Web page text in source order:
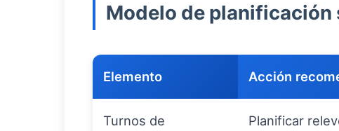
Modelo de planificación
Elemento Acción
Turnos de
Planificar